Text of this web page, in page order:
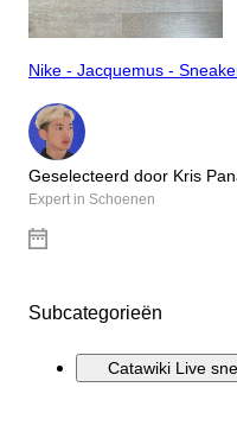
Nike - Jacquemus -
Geselecteerd door Kris
Expert in Schoenen
Subcategorieën
Catawiki Live